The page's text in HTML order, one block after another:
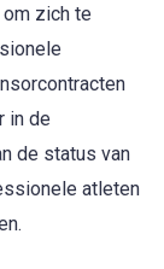
zich te
in de
de status van
atleten